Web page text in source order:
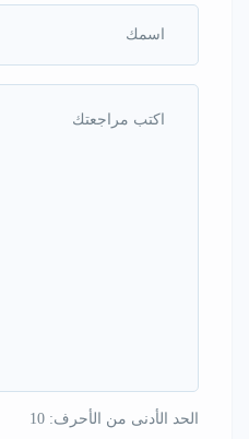
الحد الأدنى من الأحرف: 10